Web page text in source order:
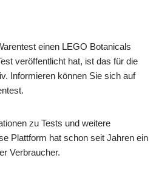
einen LEGO Botanicals
veröffentlicht hat, ist das für die
Informieren können Sie sich auf
zu Tests und weitere
Plattform hat schon seit Jahren ein
Verbraucher.